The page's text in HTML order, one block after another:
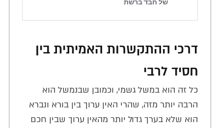
דרכי ההתקשרות האמיתית בין
חסיד לרבי
כל זה הוא במשל גשמי, וכמובן שבנמשל הוא
הרבה יותר מזה, שהרי האין ערוך בין בורא ונברא
הוא שלא בערך גדול יותר מהאין ערוך שבין חכם